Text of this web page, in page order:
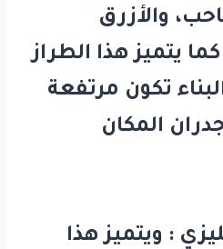
والأزرق
يتميز هذا الطراز
تكون مرتفعة
المكان
: ويتميز هذا